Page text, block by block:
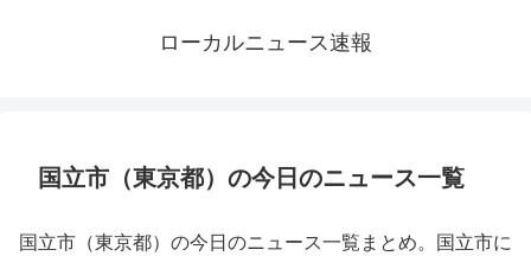
ローカルニュース速報
国立市（東京都）の今日のニュース一覧
国立市（東京都）の今日のニュース一覧まとめ。国立市に